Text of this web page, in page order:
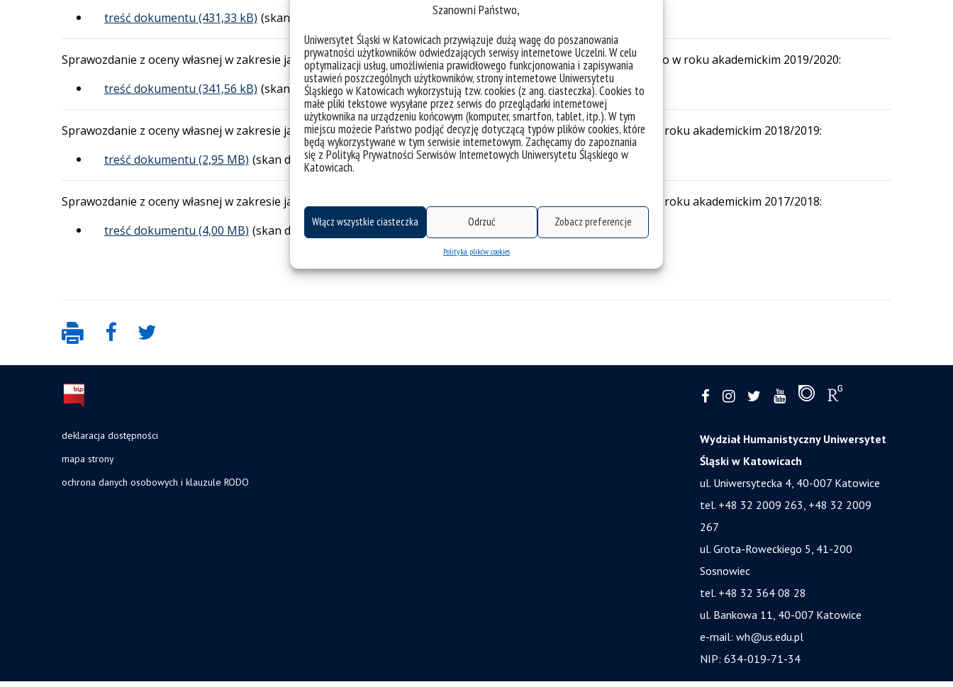
Szanowni Państwo,
Uniwersytet Śląski w Katowicach przywiązuje dużą wagę do poszanowania
prywatności użytkowników odwiedzających serwisy internetowe Uczelni. W celu
optymalizacji usług, umożliwienia prawidłowego funkcjonowania i zapisywania
ustawień poszczególnych użytkowników, strony internetowe Uniwersytetu
Śląskiego w Katowicach wykorzystują tzw. cookies (z ang. ciasteczka). Cookies to
małe pliki tekstowe wysyłane przez serwis do przeglądarki internetowej
użytkownika na urządzeniu końcowym (komputer, smartfon, tablet, itp.). W tym
miejscu możecie Państwo podjąć decyzję dotyczącą typów plików cookies, które
będą wykorzystywane w tym serwisie internetowym. Zachęcamy do zapoznania
się z Polityką Prywatności Serwisów Internetowych Uniwersytetu Śląskiego w
Katowicach.
Włącz wszystkie ciasteczka Odrzuć Zobacz preferencje
Polityka plików cookies
treść dokumentu
(skan dokumentu)
Sprawozdanie z oceny własnej w zakresie jakości kształcenia na Wydziale Humanistycznym Uniwersytetu Śląskiego w roku akademickim 2019/2020:
treść dokumentu
(skan dokumentu)
Sprawozdanie z oceny własnej w zakresie jakości kształcenia na Wydziale Filologicznym Uniwersytetu Śląskiego w roku akademickim 2018/2019:
treść dokumentu
(skan dokumentu)
Sprawozdanie z oceny własnej w zakresie jakości kształcenia na Wydziale Filologicznym Uniwersytetu Śląskiego w roku akademickim 2017/2018:
treść dokumentu
(skan dokumentu)
deklaracja dostępności
mapa strony
ochrona danych osobowych i klauzule RODO
Wydział Humanistyczny Uniwersytet
Śląski w Katowicach
ul. Uniwersytecka 4, 40-007 Katowice
tel. +48 32 2009 263, +48 32 2009
267
ul. Grota-Roweckiego 5, 41-200
Sosnowiec
tel. +48 32 364 08 28
ul. Bankowa 11, 40-007 Katowice
e-mail: wh@us.edu.pl
NIP: 634-019-71-34